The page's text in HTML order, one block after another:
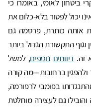
ביטחון לאומי, באומרו כי
יכול לפטור בלא-כלום את
אותה כותרת, פרסמה גם
התקשורת הגדול ביותר
זה.דיווחים נוספים, למשל
לצעוד ולהפגין ברחובות—מה קורה
בפומבי לרפורמה,
גם לעצירה מוחלטת